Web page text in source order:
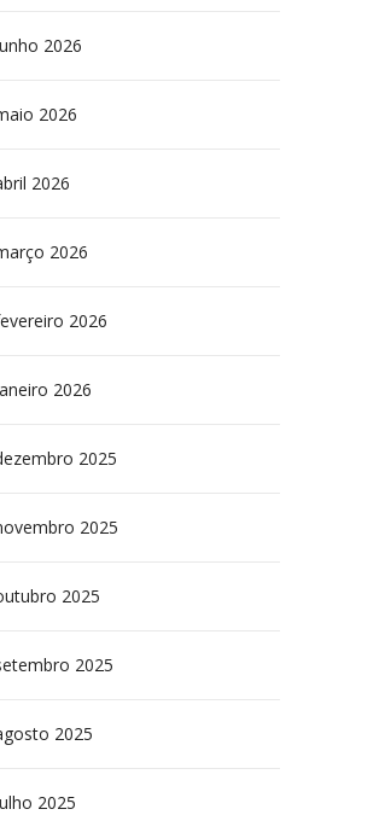
2026
2026
2026
2026
2026
2026
2025
2025
2025
2025
2025
2025